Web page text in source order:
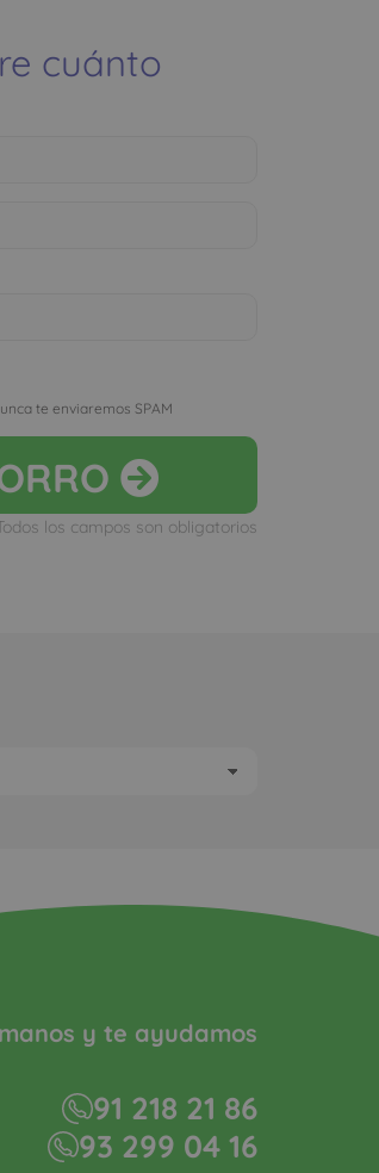
cuánto
te enviaremos SPAM
los campos son obligatorios
y te ayudamos
91 218 21 86
93 299 04 16